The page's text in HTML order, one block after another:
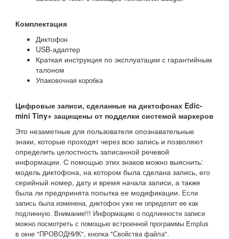
Комплектация
Диктофон
USB-адаптер
Краткая инструкция по эксплуатации с гарантийным
талоном
Упаковочная коробка
Цифровые записи, сделанные на диктофонах Edic-
mini Tiny+ защищены от подделки системой маркеров
Это незаметные для пользователя опознавательные
знаки, которые проходят через всю запись и позволяют
определить целостность записанной речевой
информации. С помощью этих знаков можно выяснить:
модель диктофона, на котором была сделана запись, его
серийный номер, дату и время начала записи, а также
была ли предпринята попытка ее модификации. Если
запись была изменена, диктофон уже не определит ее как
подлинную. Внимание!!! Информацию о подлинности записи
можно посмотреть с помощью встроенной программы Emplus
в окне "ПРОВОДНИК", кнопка "Свойства файла".